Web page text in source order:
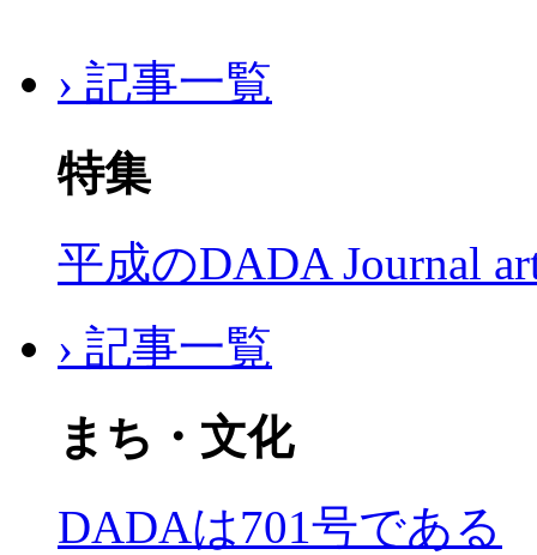
› 記事一覧
特集
平成のDADA Journal
› 記事一覧
まち・文化
DADAは701号である